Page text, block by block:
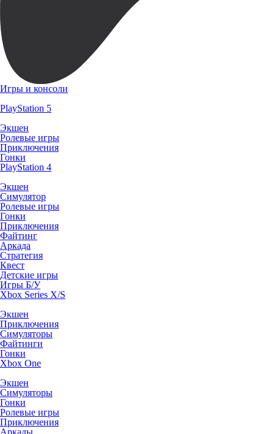
Игры и консоли
PlayStation 5
Экшен
Ролевые игры
Приключения
Гонки
PlayStation 4
Экшен
Симулятор
Ролевые игры
Гонки
Приключения
Файтинг
Аркада
Стратегия
Квест
Детские игры
Игры Б/У
Xbox Series X/S
Экшен
Приключения
Симуляторы
Файтинги
Гонки
Xbox One
Экшен
Симуляторы
Гонки
Ролевые игры
Приключения
Аркады